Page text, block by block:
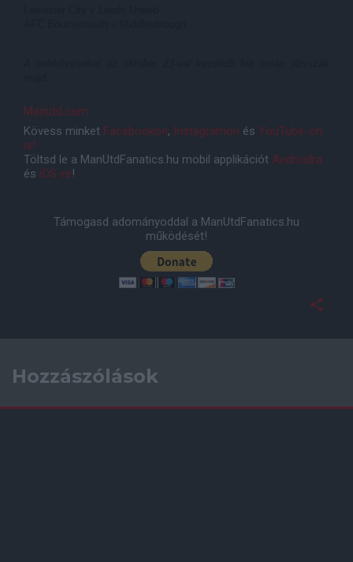
Manutd.com
Kövess minket Facebookon, Instagramon és YouTube-on
is!
Töltsd le a ManUtdFanatics.hu mobil applikációt Androidra
és iOS-re!
Támogasd adományoddal a ManUtdFanatics.hu
működését!
Hozzászólások